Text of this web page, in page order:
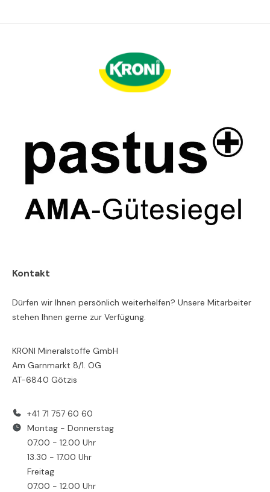
Kontakt
Dürfen wir Ihnen persönlich weiterhelfen? Unsere Mitarbeiter
stehen Ihnen gerne zur Verfügung.
KRONI Mineralstoffe GmbH
Am Garnmarkt 8/1. OG
AT-6840 Götzis
+41 71 757 60 60
Montag - Donnerstag
07.00 - 12.00 Uhr
13.30 - 17.00 Uhr
Freitag
07.00 - 12.00 Uhr